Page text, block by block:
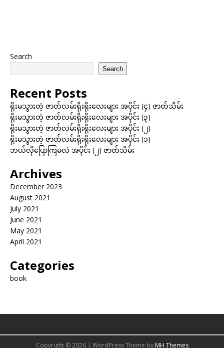
Search
Search
Recent Posts
ရိုးမသွားတဲ့ ဇာတ်လမ်းရိုးရိုးလေးများ အပိုင်း (၄) ဇာတ်သိမ်း
ရိုးမသွားတဲ့ ဇာတ်လမ်းရိုးရိုးလေးများ အပိုင်း (၃)
ရိုးမသွားတဲ့ ဇာတ်လမ်းရိုးရိုးလေးများ အပိုင်း (၂)
ရိုးမသွားတဲ့ ဇာတ်လမ်းရိုးရိုးလေးများ အပိုင်း (၁)
ဘယ်လိုပြောကြမလဲ အပိုင်း (၂) ဇာတ်သိမ်း
Archives
December 2023
August 2021
July 2021
June 2021
May 2021
April 2021
Categories
book
Copyright © 2026 | WordPress Theme by MH Themes